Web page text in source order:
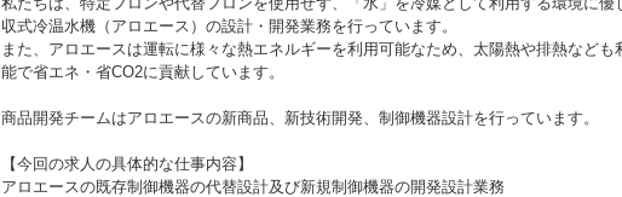
収式冷温水機（アロエース）の設計・開発業務を行っています。
また、アロエースは運転に様々な熱エネルギーを利用可能なため、太陽熱や排熱なども
能で省エネ・省CO2に貢献しています。
商品開発チームはアロエースの新商品、新技術開発、制御機器設計を行っています。
【今回の求人の具体的な仕事内容】
アロエースの既存制御機器の代替設計及び新規制御機器の開発設計業務